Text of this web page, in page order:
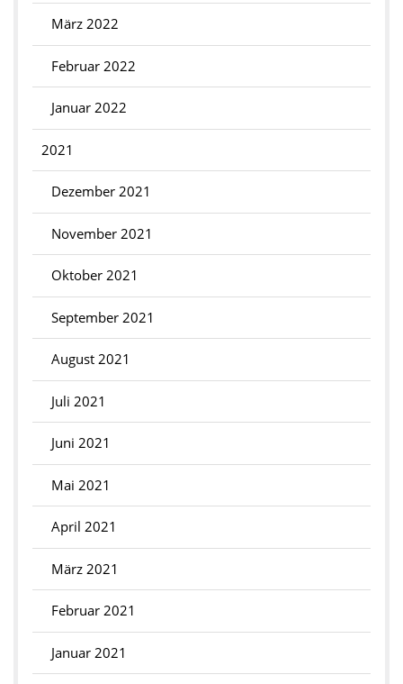
März 2022
Februar 2022
Januar 2022
2021
Dezember 2021
November 2021
Oktober 2021
September 2021
August 2021
Juli 2021
Juni 2021
Mai 2021
April 2021
März 2021
Februar 2021
Januar 2021